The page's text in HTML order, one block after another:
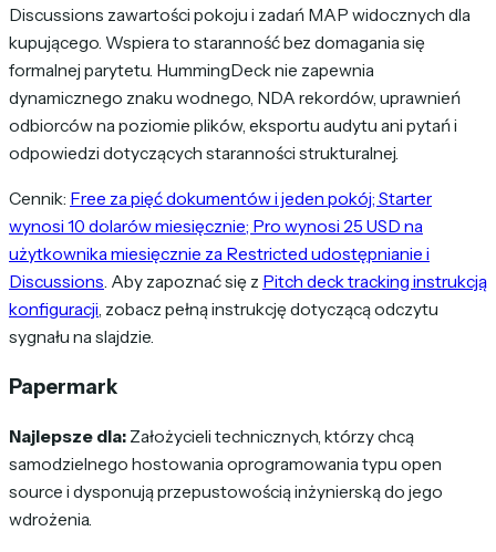
Discussions zawartości pokoju i zadań MAP widocznych dla
kupującego. Wspiera to staranność bez domagania się
formalnej parytetu. HummingDeck nie zapewnia
dynamicznego znaku wodnego, NDA rekordów, uprawnień
odbiorców na poziomie plików, eksportu audytu ani pytań i
odpowiedzi dotyczących staranności strukturalnej.
Cennik: Free za pięć dokumentów i jeden pokój; Starter
wynosi 10 dolarów miesięcznie; Pro wynosi 25 USD na
użytkownika miesięcznie za Restricted udostępnianie i
Discussions . Aby zapoznać się z Pitch deck tracking instrukcją
konfiguracji , zobacz pełną instrukcję dotyczącą odczytu
sygnału na slajdzie.
Papermark
Najlepsze dla: Założycieli technicznych, którzy chcą
samodzielnego hostowania oprogramowania typu open
source i dysponują przepustowością inżynierską do jego
wdrożenia.